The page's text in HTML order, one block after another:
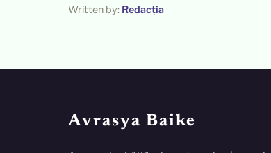
Written by: Redacția
Avrasya Baike